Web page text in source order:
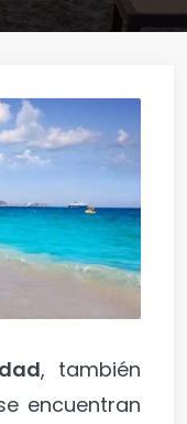
, también
encuentran